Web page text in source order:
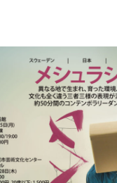
ライバシーポリシー